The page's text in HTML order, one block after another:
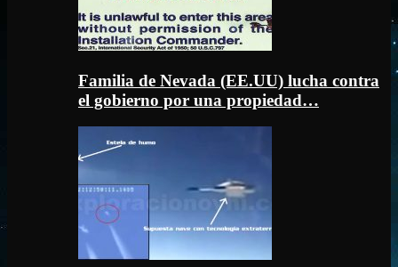
Familia de Nevada (EE.UU) lucha contra
el gobierno por una propiedad…